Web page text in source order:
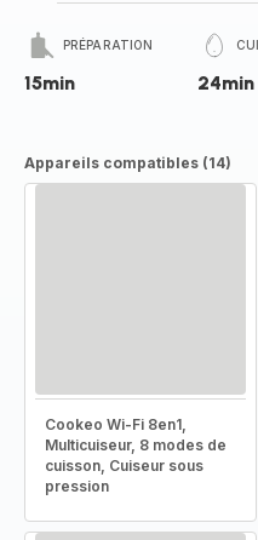
PRÉPARATION
15min 24min
Appareils compatibles (14)
Cookeo Wi-Fi 8en1,
Multicuiseur, 8 modes de
cuisson, Cuiseur sous
pression